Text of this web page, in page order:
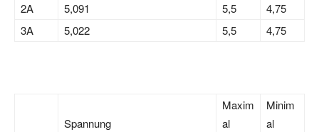
2A
5,091 5,5
4,75
3A
5,022 5,5 4,75
Spannung
Maxim
al
Minim
al